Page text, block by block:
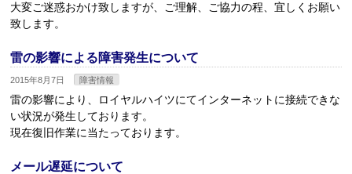
大変ご迷惑おかけ致しますが、ご理解、ご協力の程、宜しくお願い
致します。
雷の影響による障害発生について
2015年8月7日 障害情報
雷の影響により、ロイヤルハイツにてインターネットに接続できな
い状況が発生しております。
現在復旧作業に当たっております。
メール遅延について